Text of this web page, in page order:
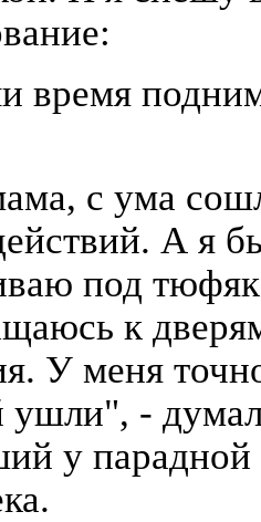
время
с ума
А я
под
к
У меня
ушли", -
у парадной